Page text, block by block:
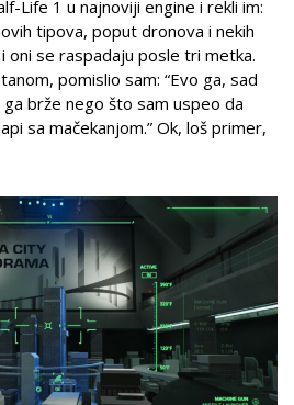
Life 1 u najnoviji engine i rekli im:
tipova, poput dronova i nekih
oni se raspadaju posle tri metka.
pomislio sam: “Evo ga, sad
brže nego što sam uspeo da
sa mačekanjom.” Ok, loš primer,